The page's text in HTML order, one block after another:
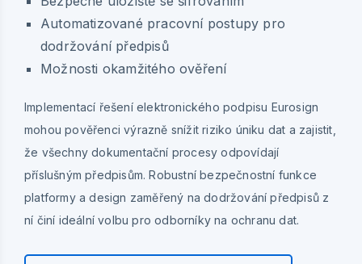
Automatizované pracovní postupy pro
dodržování předpisů
Možnosti okamžitého ověření
Implementací řešení elektronického podpisu Eurosign
mohou pověřenci výrazně snížit riziko úniku dat a zajistit,
že všechny dokumentační procesy odpovídají
příslušným předpisům. Robustní bezpečnostní funkce
platformy a design zaměřený na dodržování předpisů z
ní činí ideální volbu pro odborníky na ochranu dat.